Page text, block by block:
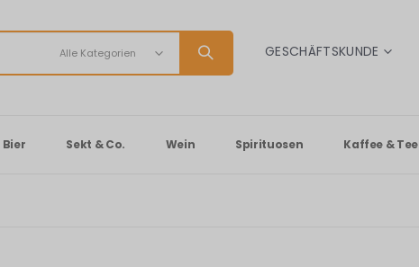
SPRACHE
GESCHÄFTSKUNDE
Bier Sekt & Co. Wein Spirituosen Kaffee & Tee